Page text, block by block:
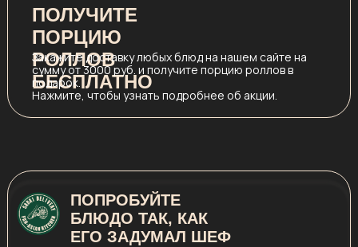
ПОЛУЧИТЕ
ПОРЦИЮ
РОЛЛОВ
БЕСПЛАТНО
Закажите доставку любых блюд на нашем сайте на
сумму от 3000 руб. и получите порцию роллов в
подарок.
Нажмите, чтобы узнать подробнее об акции.
ПОПРОБУЙТЕ
БЛЮДО ТАК, КАК
ЕГО ЗАДУМАЛ ШЕФ